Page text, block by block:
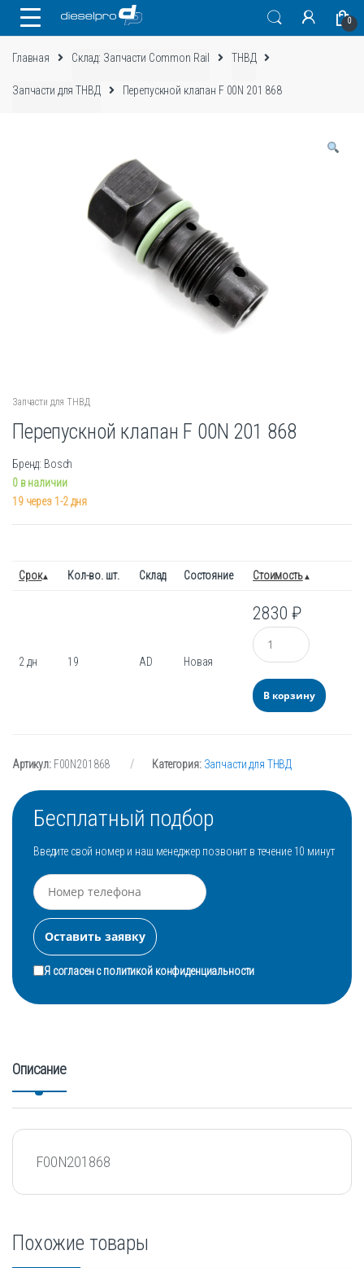
0
Главная Склад: Запчасти Common Rail ТНВД
Запчасти для ТНВД Перепускной клапан F 00N 201 868
Запчасти для ТНВД
Перепускной клапан F 00N 201 868
Бренд: Bosch
0 в наличии
19 через 1-2 дня
Срок Кол-во. шт. Склад Состояние Стоимость
2 дн 19 AD Новая
2830₽
Количество
В корзину
Артикул: F00N201868 Категория: Запчасти для ТНВД
Бесплатный подбор
Введите свой номер и наш менеджер позвонит в течение 10 минут
Я согласен сполитикой конфиденциальности
Описание
F00N201868
Похожие товары